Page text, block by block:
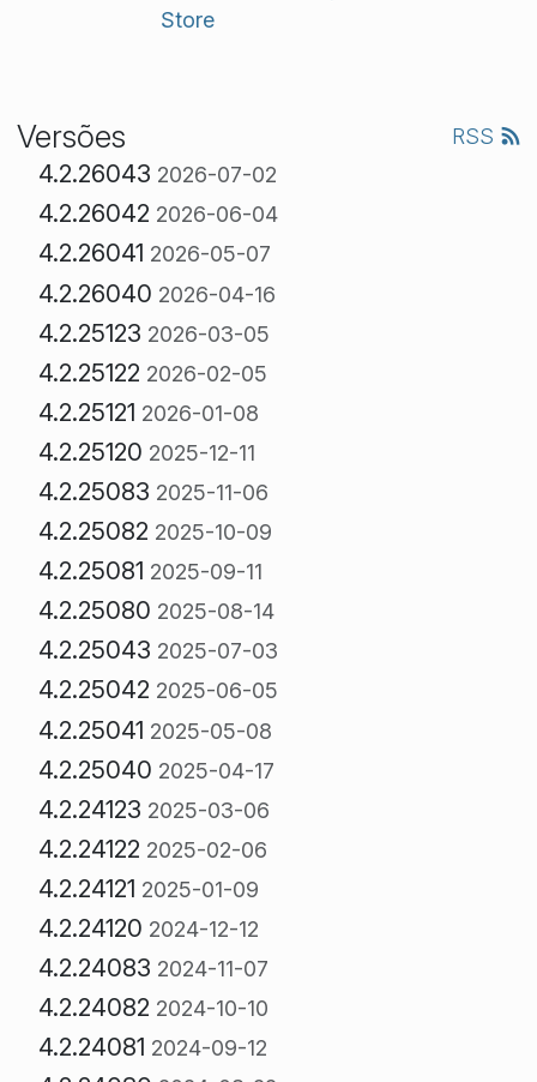
Versões RSS
4.2.26043 2026-07-02
4.2.26042 2026-06-04
4.2.26041 2026-05-07
4.2.26040 2026-04-16
4.2.25123 2026-03-05
4.2.25122 2026-02-05
4.2.25121 2026-01-08
4.2.25120 2025-12-11
4.2.25083 2025-11-06
4.2.25082 2025-10-09
4.2.25081 2025-09-11
4.2.25080 2025-08-14
4.2.25043 2025-07-03
4.2.25042 2025-06-05
4.2.25041 2025-05-08
4.2.25040 2025-04-17
4.2.24123 2025-03-06
4.2.24122 2025-02-06
4.2.24121 2025-01-09
4.2.24120 2024-12-12
4.2.24083 2024-11-07
4.2.24082 2024-10-10
4.2.24081 2024-09-12